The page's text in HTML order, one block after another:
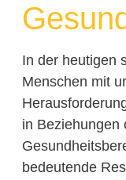
In der heutigen
Menschen mit
in Beziehungen
bedeutende